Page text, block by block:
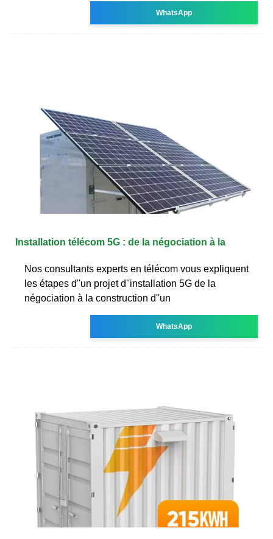
WhatsApp
Installation télécom 5G : de la négociation à la
Nos consultants experts en télécom vous expliquent
les étapes d''un projet d''installation 5G de la
négociation à la construction d''un
WhatsApp